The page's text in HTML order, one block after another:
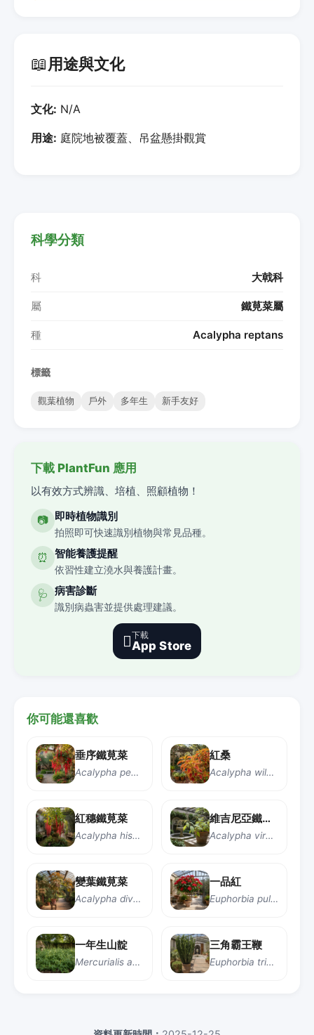
📖用途與文化
文化: N/A
用途: 庭院地被覆蓋、吊盆懸掛觀賞
科學分類
科 大戟科
屬 鐵莧菜屬
種 Acalypha reptans
標籤
觀葉植物 戶外 多年生 新手友好
下載 PlantFun 應用
以有效方式辨識、培植、照顧植物！
📷 即時植物識別
拍照即可快速識別植物與常見品種。
⏰ 智能養護提醒
依習性建立澆水與養護計畫。
🩺 病害診斷
識別病蟲害並提供處理建議。
下載
App Store
你可能還喜歡
垂序鐵莧菜
Acalypha pendula
紅桑
Acalypha wilkesiana
紅穗鐵莧菜
Acalypha hispida
維吉尼亞鐵莧菜
Acalypha virginica
變葉鐵莧菜
Acalypha diversifolia
一品紅
Euphorbia pulcherrima
一年生山靛
Mercurialis annua
三角霸王鞭
Euphorbia trigona